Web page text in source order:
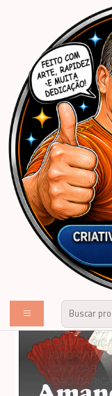
Caricaturas
Caricatura banner "EU
garoto menino bola
colocar o rosto e tirar